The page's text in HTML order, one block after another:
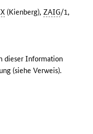
(Kienberg),ZAIG/1,
dieser Information
(siehe Verweis).